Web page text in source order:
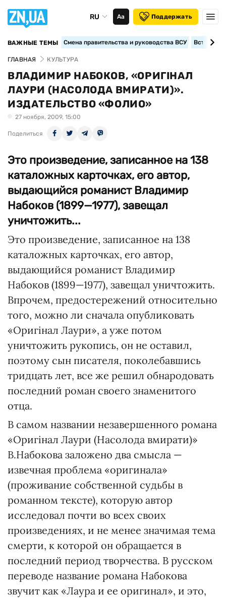
RU Аа Поддержать
ВАЖНЫЕ ТЕМЫ Смена правительства и руководства ВСУ
ГЛАВНАЯ КУЛЬТУРА
ВЛАДИМИР НАБОКОВ, «ОРИГІНАЛ
ЛАУРИ (НАСОЛОДА ВМИРАТИ)».
ИЗДАТЕЛЬСТВО «ФОЛИО»
27 ноября, 2009, 15:00
Поделиться
Это произведение, записанное на 138
каталожных карточках, его автор,
выдающийся романист Владимир
Набоков (1899—1977), завещал
уничтожить...
Это произведение, записанное на 138
каталожных карточках, его автор,
выдающийся романист Владимир
Набоков (1899—1977), завещал уничтожить.
Впрочем, предостережений относительно
того, можно ли сначала опубликовать
«Оригінал Лаури», а уже потом
уничтожить рукопись, он не оставил,
поэтому сын писателя, поколебавшись
тридцать лет, все же решил обнародовать
последний роман своего знаменитого
отца.
В самом названии незавершенного романа
«Оригінал Лаури (Насолода вмирати)»
В.Набокова заложено два смысла —
извечная проблема «оригинала»
(проживание собственной судьбы в
романном тексте), которую автор
исследовал почти во всех своих
произведениях, и не менее значимая тема
смерти, к которой он обращается в
последний период творчества. В русском
переводе название романа Набокова
звучит как «Лаура и ее оригинал», и это,